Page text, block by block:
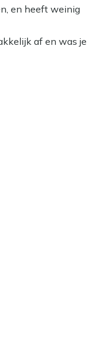
en heeft weinig
af en was je